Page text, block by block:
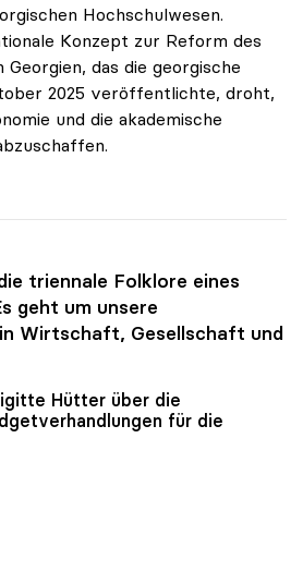
Hochschulwesen.
Konzept zur Reform des
das die georgische
2025 veröffentlichte, droht,
und die akademische
triennale Folklore eines
geht um unsere
Wirtschaft, Gesellschaft und
Hütter über die
für die